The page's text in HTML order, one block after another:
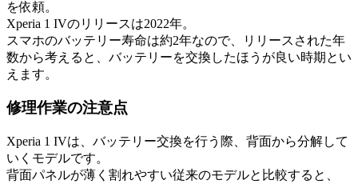
を依頼。
Xperia 1 IVのリリースは2022年。
スマホのバッテリー寿命は約2年なので、リリースされた年
数から考えると、バッテリーを交換したほうが良い時期とい
えます。
修理作業の注意点
Xperia 1 IVは、バッテリー交換を行う際、背面から分解して
いくモデルです。
背面パネルが薄く割れやすい従来のモデルと比較すると、